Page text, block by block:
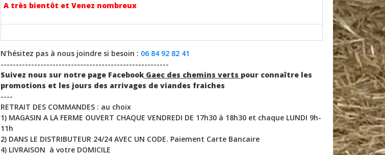
A très bientôt et Venez nombreux
N'hésitez pas à nous joindre si besoin : 06 84 92 82 41
-------------------------------------------------------
Suivez nous sur notre page FacebookGaec des chemins verts pour connaître les
promotions et les jours des arrivages de viandes fraiches
----
RETRAIT DES COMMANDES : au choix
1) MAGASIN A LA FERME OUVERT CHAQUE VENDREDI DE 17h30 à 18h30 et chaque LUNDI 9h-
11h
2) DANS LE DISTRIBUTEUR 24/24 AVEC UN CODE. Paiement Carte Bancaire
4) LIVRAISON à votre DOMICILE